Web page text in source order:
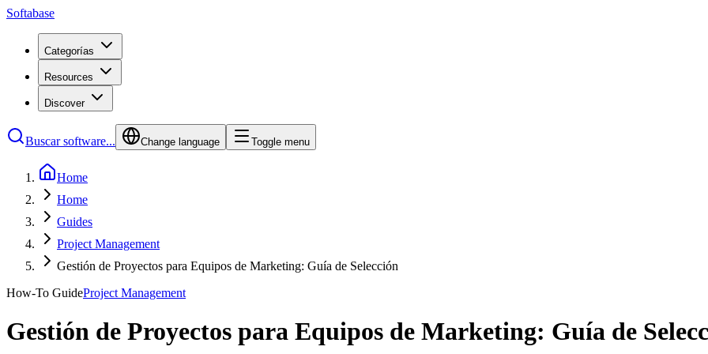
Softabase
Categorías
Resources
Discover
Buscar software... Change language Toggle menu
Home
Home
Guides
Project Management
Gestión de Proyectos para Equipos de Marketing: Guía de Selección
How-To GuideProject Management
Gestión de Proyectos para Equipos de Marketing: Guía de